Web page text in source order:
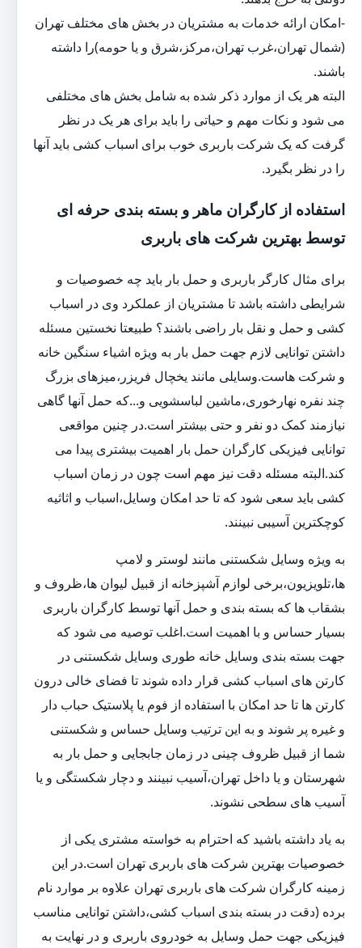
-امکان ارائه خدمات به مشتریان در بخش های مختلف تهران
(شمال تهران،غرب تهران،مرکز،شرق و یا حومه)را داشته
باشند.
البته هر یک از موارد ذکر شده به شامل بخش های مختلفی
می شود و نکات مهم و حیاتی را باید برای هر یک در نظر
گرفت که یک شرکت باربری خوب برای اسباب کشی باید آنها
را در نظر بگیرد.
استفاده از کارگران ماهر و بسته بندی حرفه ای
توسط بهترین شرکت های باربری
برای مثال کارگر باربری و حمل بار باید چه خصوصیات و
شرایطی داشته باشد تا مشتریان از عملکرد وی در اسباب
کشی و حمل و نقل بار راضی باشند؟ طبیعتا نخستین مسئله
داشتن توانایی لازم جهت حمل بار به ویژه اشیاء سنگین خانه
و شرکت هاست.وسایلی مانند یخچال فریزر،میزهای بزرگ
چند نفره نهارخوری،ماشین لباسشویی و...که حمل آنها گاهی
نیازمند کمک دو نفر و حتی بیشتر است.در چنین مواقعی
توانایی فیزیکی کارگران حمل بار اهمیت بیشتری پیدا می
کند.البته مسئله دقت نیز مهم است چون در زمان اسباب
کشی باید سعی شود که تا حد امکان وسایل،اسباب و اثاثیه
کوچکترین آسیبی نبینند.
به ویژه وسایل شکستنی مانند لوستر و لامپ
ها،تلویزیون،برخی لوازم آشپزخانه از قبیل لیوان ها،ظروف و
بشقاب ها که بسته بندی و حمل آنها توسط کارگران باربری
بسیار حساس و با اهمیت است.اغلب توصیه می شود که
جهت بسته بندی وسایل خانه طوری وسایل شکستنی در
کارتن های اسباب کشی قرار داده شوند تا فضای خالی درون
کارتن ها تا حد امکان با استفاده از فوم یا پلاستیک حباب دار
و غیره پر شوند و به این ترتیب وسایل حساس و شکستنی
شما از قبیل ظروف چینی در زمان جابجایی و حمل بار به
شهرستان و یا داخل تهران،آسیب نبینند و دچار شکستگی و یا
آسیب های سطحی نشوند.
به یاد داشته باشید که احترام به خواسته مشتری یکی از
خصوصیات بهترین شرکت های باربری تهران است.در این
زمینه کارگران شرکت های باربری تهران علاوه بر موارد نام
برده (دقت در بسته بندی اسباب کشی،داشتن توانایی مناسب
فیزیکی جهت حمل وسایل به خودروی باربری و در نهایت به